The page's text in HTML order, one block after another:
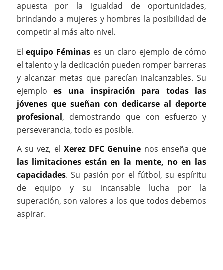
apuesta por la igualdad de oportunidades,
brindando a mujeres y hombres la posibilidad de
competir al más alto nivel.
Elequipo Féminas es un claro ejemplo de cómo
el talento y la dedicación pueden romper barreras
y alcanzar metas que parecían inalcanzables. Su
ejemploes una inspiración para todas las
jóvenes que sueñan con dedicarse al deporte
profesional, demostrando que con esfuerzo y
perseverancia, todo es posible.
A su vez, el Xerez DFC Genuine nos enseña que
las limitaciones están en la mente, no en las
capacidades. Su pasión por el fútbol, su espíritu
de equipo y su incansable lucha por la
superación, son valores a los que todos debemos
aspirar.